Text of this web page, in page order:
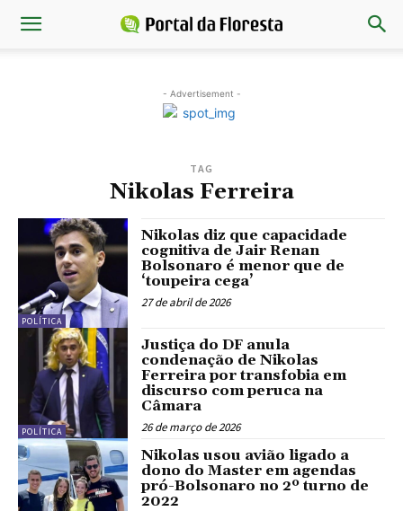
- Advertisement -
TAG
Nikolas Ferreira
POLÍTICA
Nikolas diz que capacidade
cognitiva de Jair Renan
Bolsonaro é menor que de
‘toupeira cega’
27 de abril de 2026
POLÍTICA
Justiça do DF anula
condenação de Nikolas
Ferreira por transfobia em
discurso com peruca na
Câmara
26 de março de 2026
Nikolas usou avião ligado a
dono do Master em agendas
pró-Bolsonaro no 2º turno de
2022